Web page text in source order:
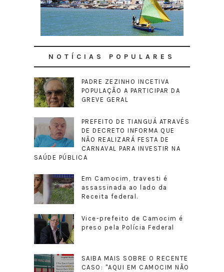
NOTÍCIAS POPULARES
PADRE ZEZINHO INCETIVA
POPULAÇÃO A PARTICIPAR DA
GREVE GERAL
PREFEITO DE TIANGUÁ ATRAVÉS
DE DECRETO INFORMA QUE
NÃO REALIZARÁ FESTA DE
CARNAVAL PARA INVESTIR NA
SAÚDE PÚBLICA
Em Camocim, travesti é
assassinada ao lado da
Receita federal.
Vice-prefeito de Camocim é
preso pela Polícia Federal
SAIBA MAIS SOBRE O RECENTE
CASO: "AQUI EM CAMOCIM NÃO